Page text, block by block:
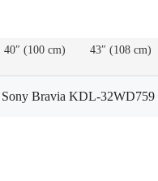
40″ (100 cm) 43″ (108 cm)
Sony Bravia KDL-32WD759